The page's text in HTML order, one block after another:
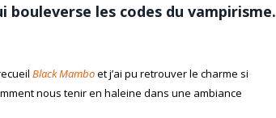
bouleverse les codes du vampirisme.
Black Mamboet j’ai pu retrouver le charme si
nous tenir en haleine dans une ambiance